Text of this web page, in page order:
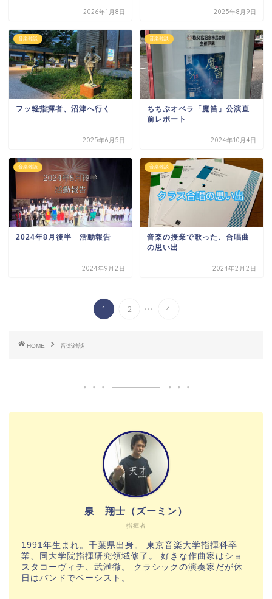
2026年1月8日 2025年8月9日
音楽雑談
フッ軽指揮者、沼津へ行く
2025年6月5日
音楽雑談
ちちぶオペラ「魔笛」公演直
前レポート
2024年10月4日
音楽雑談
2024年8月後半 活動報告
2024年9月2日
音楽雑談
音楽の授業で歌った、合唱曲
の思い出
2024年2月2日
1 2 ... 4
HOME 音楽雑談
指揮者
泉 翔士（ズーミン）
1991年生まれ。千葉県出身。 東京音楽大学指揮科卒
業、同大学院指揮研究領域修了。 好きな作曲家はショ
スタコーヴィチ、武満徹。 クラシックの演奏家だが休
日はバンドでベーシスト。